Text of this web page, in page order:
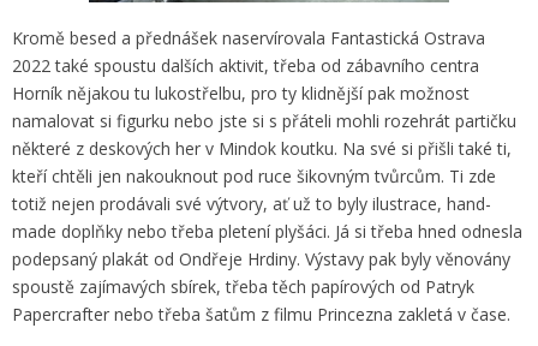
Kromě besed a přednášek naservírovala Fantastická Ostrava
2022 také spoustu dalších aktivit, třeba od zábavního centra
Horník nějakou tu lukostřelbu, pro ty klidnější pak možnost
namalovat si figurku nebo jste si s přáteli mohli rozehrát partičku
některé z deskových her v Mindok koutku. Na své si přišli také ti,
kteří chtěli jen nakouknout pod ruce šikovným tvůrcům. Ti zde
totiž nejen prodávali své výtvory, ať už to byly ilustrace, hand-
made doplňky nebo třeba pletení plyšáci. Já si třeba hned odnesla
podepsaný plakát od Ondřeje Hrdiny. Výstavy pak byly věnovány
spoustě zajímavých sbírek, třeba těch papírových od Patryk
Papercrafter nebo třeba šatům z filmu Princezna zakletá v čase.